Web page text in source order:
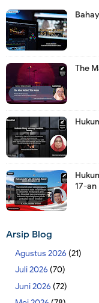
The
17-an
Arsip Blog
Agustus 2026 (21)
Juli 2026 (70)
Juni 2026 (72)